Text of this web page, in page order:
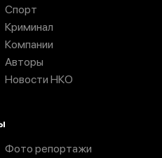
Спорт
Криминал
Компании
Авторы
Новости НКО
Фото репортажи